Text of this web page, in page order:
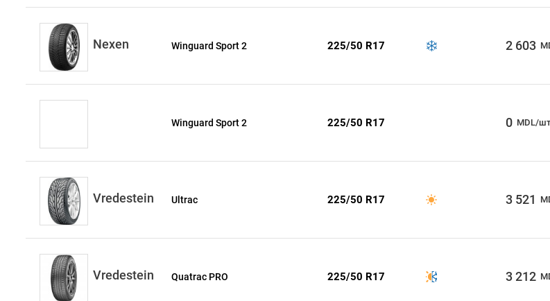
Nexen Winguard Sport 2 225/50 R17 2 603
Winguard Sport 2 225/50 R17 0 MDL/шт
Vredestein Ultrac 225/50 R17 3 521
Vredestein Quatrac PRO 225/50 R17 3 212